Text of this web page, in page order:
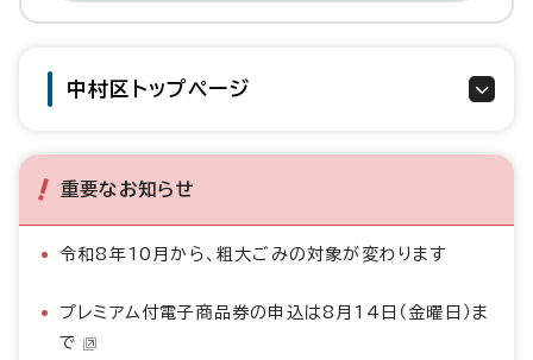
中村区トップページ
重要なお知らせ
令和8年10月から、粗大ごみの対象が変わります
プレミアム付電子商品券の申込は8月14日（金曜日）ま
で